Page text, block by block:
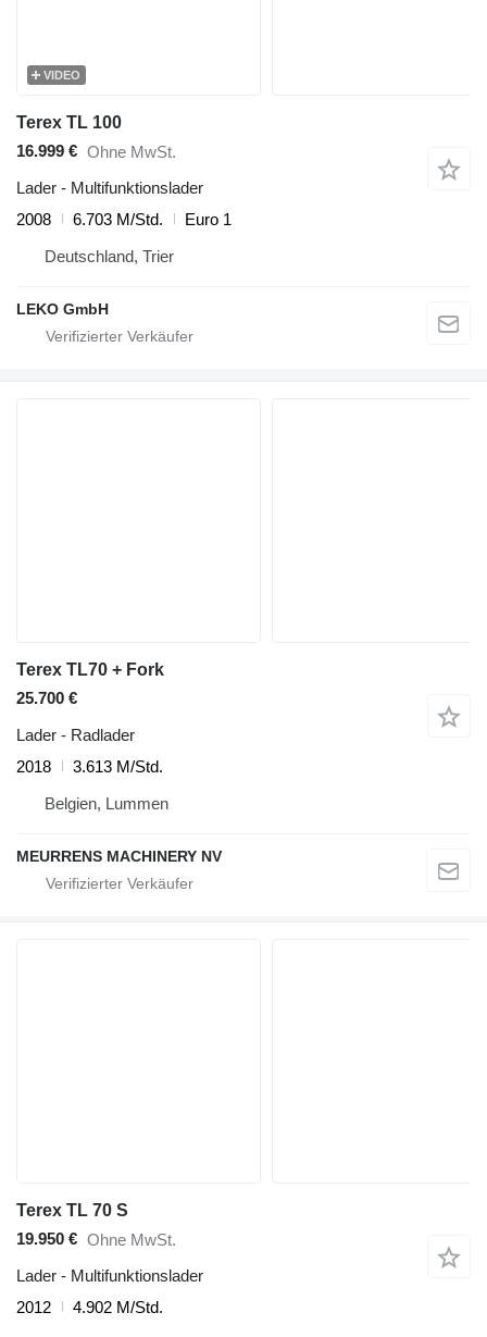
VIDEO
Terex TL 100
16.999 € Ohne MwSt.
Lader - Multifunktionslader
2008
6.703 M/Std.
Euro 1
Deutschland, Trier
LEKO GmbH
Terex TL70 + Fork
25.700 €
Lader - Radlader
2018
3.613 M/Std.
Belgien, Lummen
MEURRENS MACHINERY NV
Terex TL 70 S
19.950 € Ohne MwSt.
Lader - Multifunktionslader
2012
4.902 M/Std.